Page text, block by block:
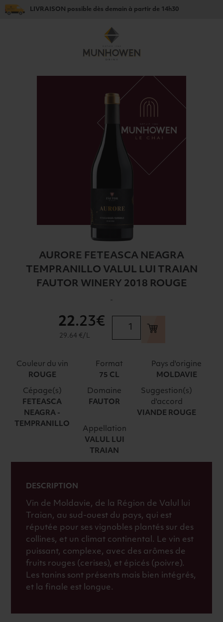
LIVRAISON possible dès demain à partir de 14h30
AURORE FETEASCA NEAGRA
TEMPRANILLO VALUL LUI TRAIAN
FAUTOR WINERY 2018 ROUGE
-
VALUL
LUI
TRAIAN
FAUTOR
WINERY
2018
22.23€
29.64 €/L
Couleur du vin
ROUGE
Format
75 CL
Pays d'origine
MOLDAVIE
Cépage(s)
FETEASCA
NEAGRA -
TEMPRANILLO
Domaine
FAUTOR
Suggestion(s)
d'accord
VIANDE ROUGE
Appellation
VALUL LUI
TRAIAN
DESCRIPTION
Vin de Moldavie, de la Région de Valul lui
Traian, au sud-ouest du pays, qui est
réputée pour ses vignobles plantés sur des
collines, et un climat continental. Le vin est
puissant, complexe, avec des arômes de
fruits rouges (cerises), et épicés (poivre).
Les tanins sont présents mais bien intégrés,
et la finale est longue.